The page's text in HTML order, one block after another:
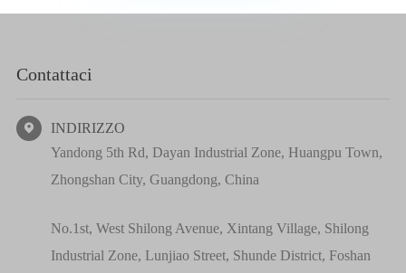
Contattaci

INDIRIZZO
Yandong 5th Rd, Dayan Industrial Zone, Huangpu Town,
Zhongshan City, Guangdong, China
No.1st, West Shilong Avenue, Xintang Village, Shilong
Industrial Zone, Lunjiao Street, Shunde District, Foshan